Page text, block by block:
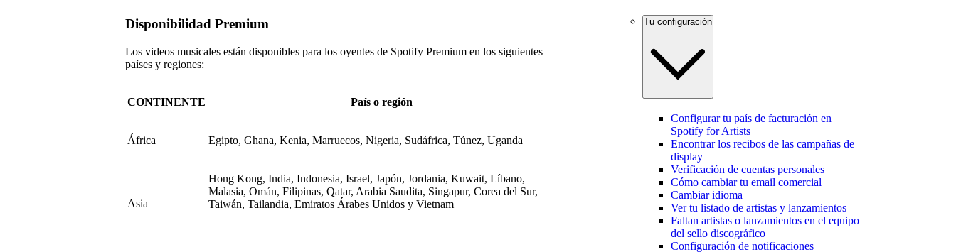
Disponibilidad Premium
Los videos musicales están disponibles para los oyentes de Spotify Premium en los siguientes
países y regiones:
CONTINENTE País o región
África Egipto, Ghana, Kenia, Marruecos, Nigeria, Sudáfrica, Túnez, Uganda
Asia
Hong Kong, India, Indonesia, Israel, Japón, Jordania, Kuwait, Líbano,
Malasia, Omán, Filipinas, Qatar, Arabia Saudita, Singapur, Corea del Sur,
Taiwán, Tailandia, Emiratos Árabes Unidos y Vietnam
Tu configuración
Configurar tu país de facturación en
Spotify for Artists
Encontrar los recibos de las campañas de
display
Verificación de cuentas personales
Cómo cambiar tu email comercial
Cambiar idioma
Ver tu listado de artistas y lanzamientos
Faltan artistas o lanzamientos en el equipo
del sello discográfico
Configuración de notificaciones